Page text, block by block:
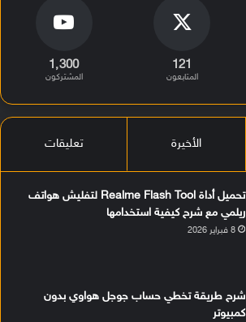
121
المتابعون
1٬300
المشتركون
الأخيرة تعليقات
تحميل أداة Realme Flash Tool لتفليش هواتف
ريلمي مع شرح كيفية استخدامها
8 فبراير 2026
شرح طريقة تخطي حساب جوجل هواوي بدون
كمبيوتر